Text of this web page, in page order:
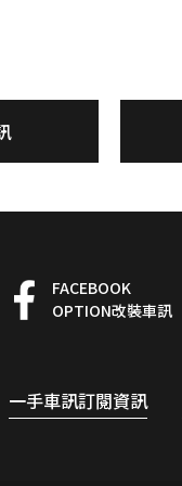
FACEBOOK
OPTION改裝車訊
一手車訊訂閱資訊